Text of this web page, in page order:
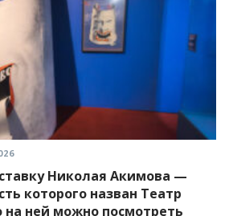
Николая Акимова —
которого назван Театр
на ней можно посмотреть